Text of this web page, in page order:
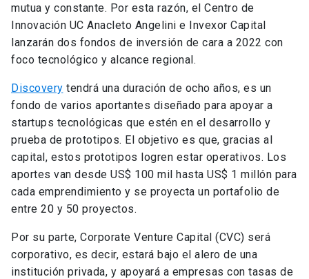
mutua y constante. Por esta razón, el Centro de
Innovación UC Anacleto Angelini e Invexor Capital
lanzarán dos fondos de inversión de cara a 2022 con
foco tecnológico y alcance regional.
Discovery tendrá una duración de ocho años, es un
fondo de varios aportantes diseñado para apoyar a
startups tecnológicas que estén en el desarrollo y
prueba de prototipos. El objetivo es que, gracias al
capital, estos prototipos logren estar operativos. Los
aportes van desde US$ 100 mil hasta US$ 1 millón para
cada emprendimiento y se proyecta un portafolio de
entre 20 y 50 proyectos.
Por su parte, Corporate Venture Capital (CVC) será
corporativo, es decir, estará bajo el alero de una
institución privada, y apoyará a empresas con tasas de